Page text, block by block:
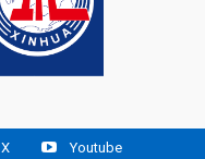
X Youtube